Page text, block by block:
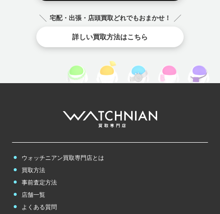
宅配・出張・店頭買取どれでもおまかせ！
詳しい買取方法はこちら
ウォッチニアン買取専門店とは
買取方法
事前査定方法
店舗一覧
よくある質問